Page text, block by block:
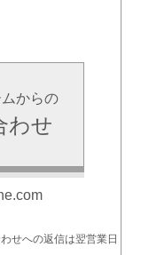
からの
わせ
せへの返信は翌営業日